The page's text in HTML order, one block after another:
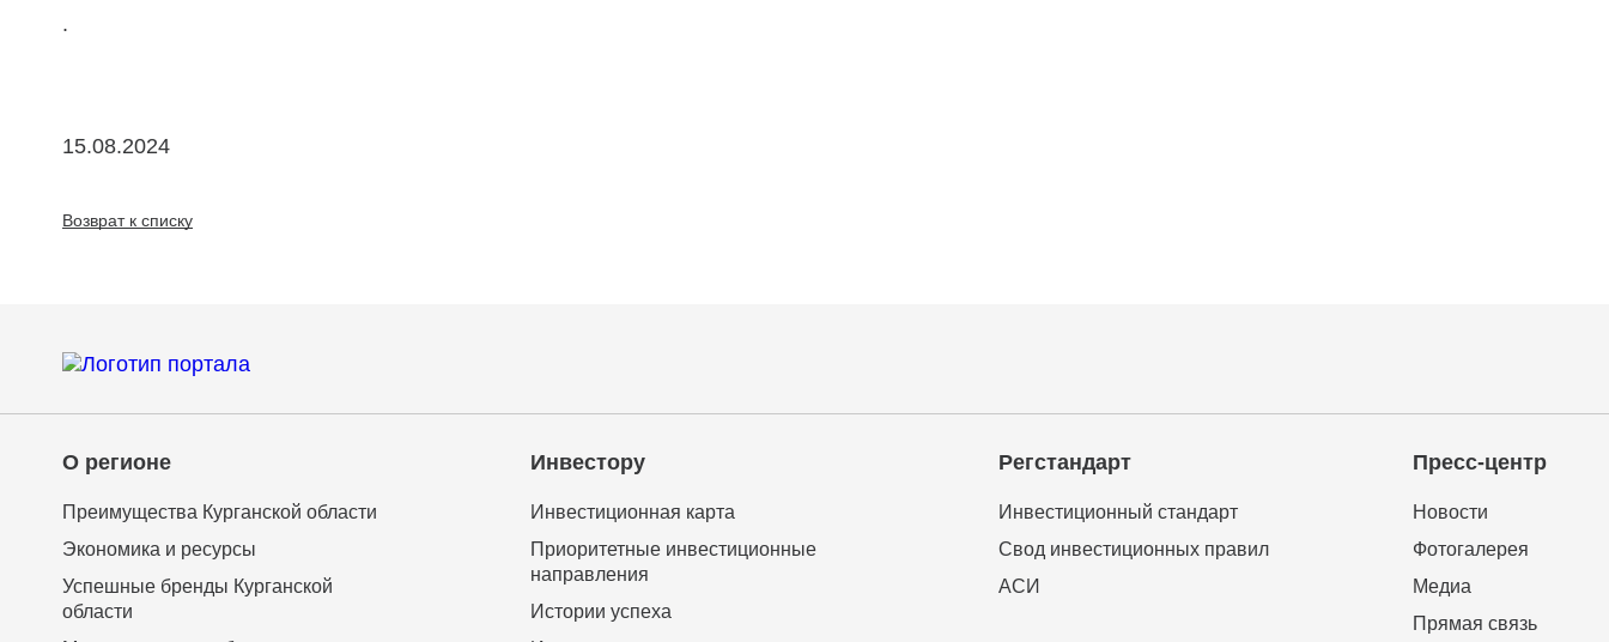
.
15.08.2024
Возврат к списку
О регионе
Преимущества Курганской области
Экономика и ресурсы
Успешные бренды Курганской
области
Инвестору
Инвестиционная карта
Приоритетные инвестиционные
направления
Истории успеха
Регстандарт
Инвестиционный стандарт
Свод инвестиционных правил
АСИ
Пресс-центр
Новости
Фотогалерея
Медиа
Прямая связь